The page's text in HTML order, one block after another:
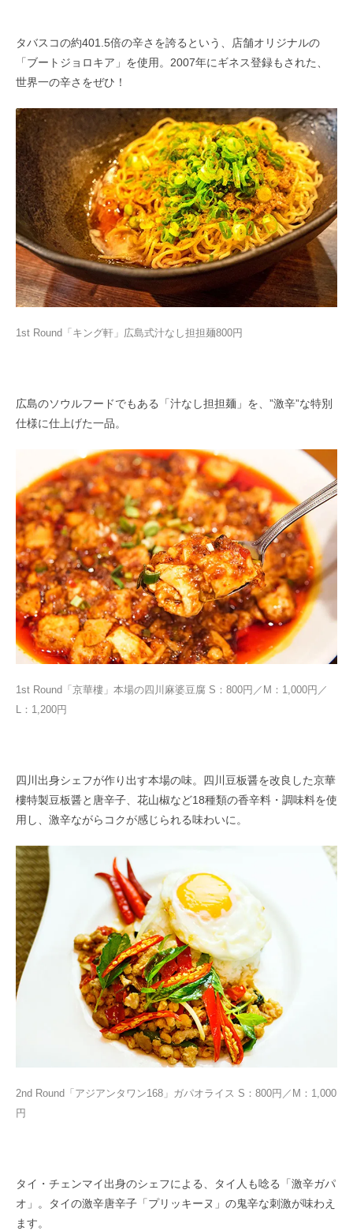
タバスコの約401.5倍の辛さを誇るという、店舗オリジナルの
「ブートジョロキア」を使用。2007年にギネス登録もされた、
世界一の辛さをぜひ！
1st Round「キング軒」広島式汁なし担担麺800円
広島のソウルフードでもある「汁なし担担麺」を、”激辛”な特別
仕様に仕上げた一品。
1st Round「京華樓」本場の四川麻婆豆腐 S：800円／M：1,000円／
L：1,200円
四川出身シェフが作り出す本場の味。四川豆板醤を改良した京華
樓特製豆板醤と唐辛子、花山椒など18種類の香辛料・調味料を使
用し、激辛ながらコクが感じられる味わいに。
2nd Round「 アジアンタワン168」ガパオライス S：800円／M：1,000
円
タイ・チェンマイ出身のシェフによる、タイ人も唸る「激辛ガパ
オ」。タイの激辛唐辛子「プリッキーヌ」の鬼辛な刺激が味わえ
ます。